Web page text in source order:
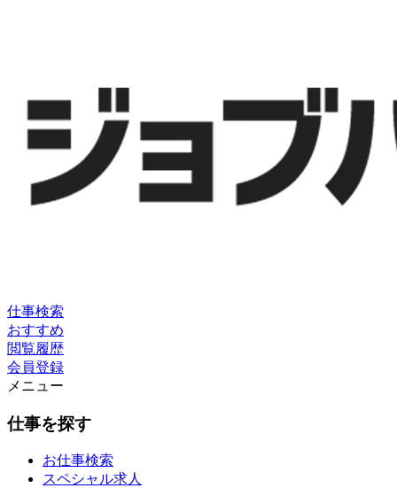
仕事検索
おすすめ
閲覧履歴
会員登録
メニュー
仕事を探す
お仕事検索
スペシャル求人